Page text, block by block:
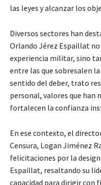
las leyes y alcanzar los
Diversos sectores han
Orlando Jérez Espaillat
experiencia militar, sino
entre las que sobresalen
sentido del deber, trato
personal, valores que han
fortalecen la confianza
En ese contexto, el
Censura, Logan Jiménez
felicitaciones por la
Espaillat, resaltando su
capacidad para dirigir con